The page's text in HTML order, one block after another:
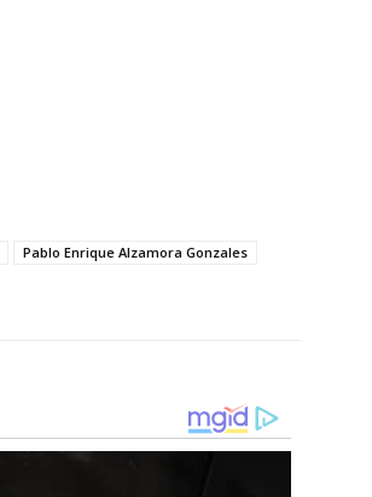
Pablo Enrique Alzamora Gonzales